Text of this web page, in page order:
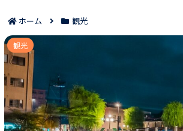
ホーム 観光
白山信仰がやばいと言わ
観光